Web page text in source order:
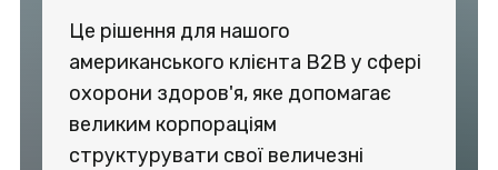
Це рішення для нашого
американського клієнта B2B у сфері
охорони здоров'я, яке допомагає
великим корпораціям
структурувати свої величезні